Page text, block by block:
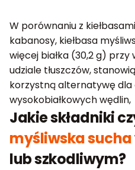
W porównaniu z
kabanosy, kiełbasa
więcej białka (30,2 g)
udziale tłuszczów,
korzystną alternatywę dla
wysokobiałkowych wędlin,
Jakie składniki
myśliwska sucha
lub szkodliwym?